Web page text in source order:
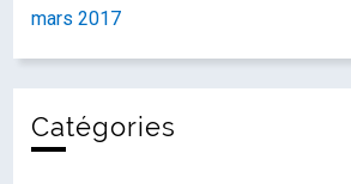
mars 2017
Catégories